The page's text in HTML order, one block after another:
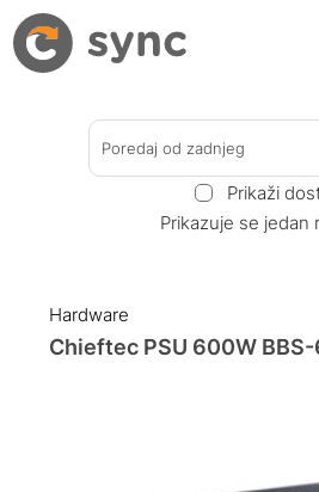
Poredaj od zadnjeg
Prikaži
Prikazuje se jedan
Hardware
Chieftec PSU 600W